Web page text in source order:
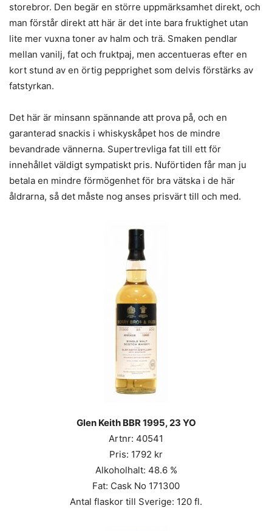
storebror. Den begär en större uppmärksamhet direkt, och
man förstår direkt att här är det inte bara fruktighet utan
lite mer vuxna toner av halm och trä. Smaken pendlar
mellan vanilj, fat och fruktpaj, men accentueras efter en
kort stund av en örtig pepprighet som delvis förstärks av
fatstyrkan.
Det här är minsann spännande att prova på, och en
garanterad snackis i whiskyskåpet hos de mindre
bevandrade vännerna. Supertrevliga fat till ett för
innehållet väldigt sympatiskt pris. Nuförtiden får man ju
betala en mindre förmögenhet för bra vätska i de här
åldrarna, så det måste nog anses prisvärt till och med.
Glen Keith BBR 1995, 23 YO
Artnr: 40541
Pris: 1792 kr
Alkoholhalt: 48.6 %
Fat: Cask No 171300
Antal flaskor till Sverige: 120 fl.